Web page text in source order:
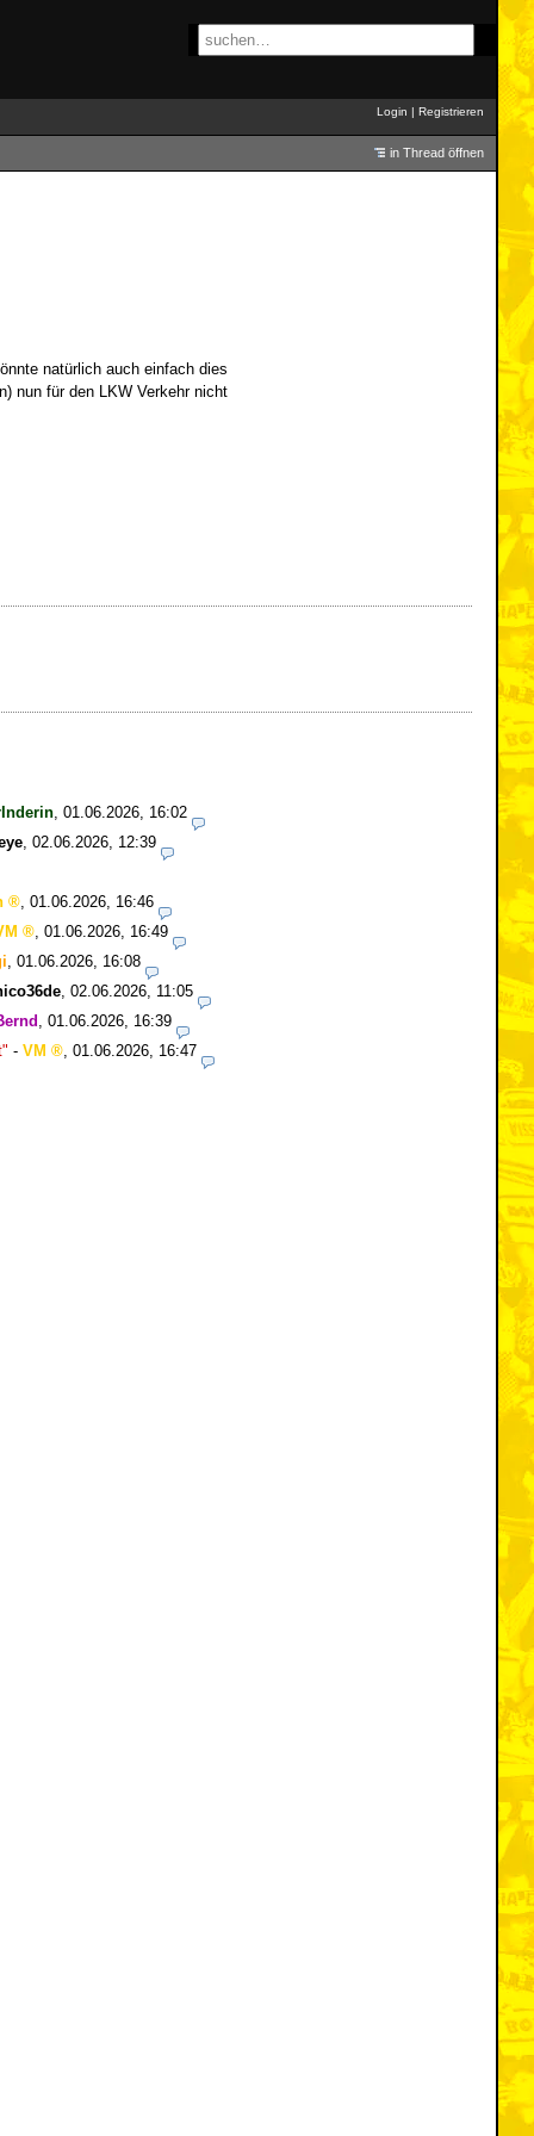
Login | Registrieren
in Thread öffnen
natürlich auch einfach dies
nun für den LKW Verkehr nicht
, 01.06.2026, 16:02
, 02.06.2026, 12:39
, 01.06.2026, 16:46
, 01.06.2026, 16:49
, 01.06.2026, 16:08
, 02.06.2026, 11:05
, 01.06.2026, 16:39
- VM , 01.06.2026, 16:47